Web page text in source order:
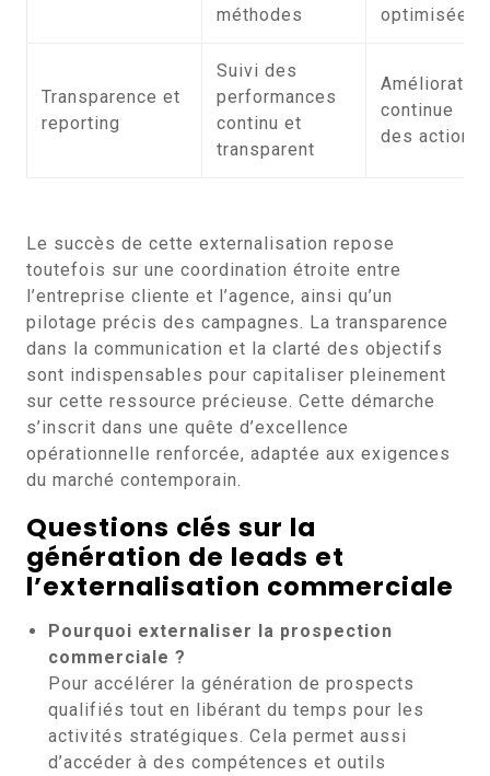
méthodes optimisée
Transparence et
reporting
Suivi des
performances
continu et
transparent
Amélioration
continue
des actions
Le succès de cette externalisation repose
toutefois sur une coordination étroite entre
l’entreprise cliente et l’agence, ainsi qu’un
pilotage précis des campagnes. La transparence
dans la communication et la clarté des objectifs
sont indispensables pour capitaliser pleinement
sur cette ressource précieuse. Cette démarche
s’inscrit dans une quête d’excellence
opérationnelle renforcée, adaptée aux exigences
du marché contemporain.
Questions clés sur la
génération de leads et
l’externalisation commerciale
Pourquoi externaliser la prospection
commerciale ?
Pour accélérer la génération de prospects
qualifiés tout en libérant du temps pour les
activités stratégiques. Cela permet aussi
d’accéder à des compétences et outils